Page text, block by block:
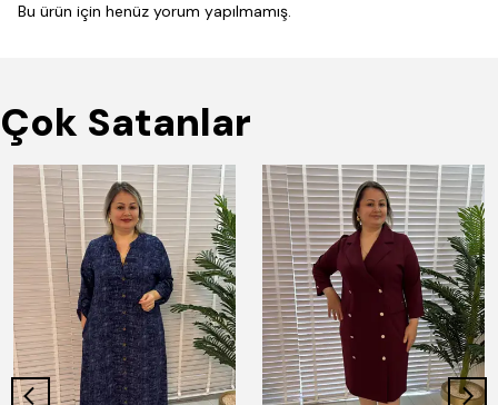
Bu ürün için henüz yorum yapılmamış.
Çok Satanlar